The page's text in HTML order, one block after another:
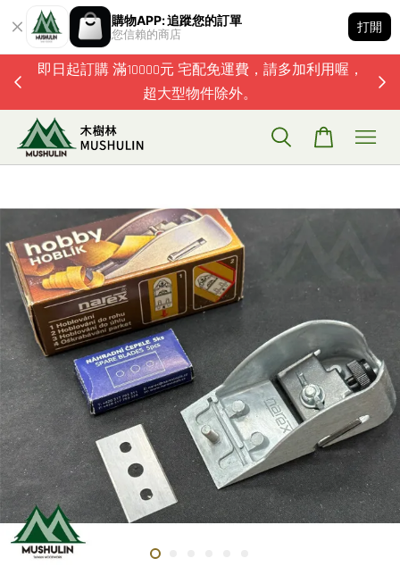
購物APP: 追蹤您的訂單
您信賴的商店
打開
即日起訂購 滿10000元 宅配免運費，請多加利用喔，
超大型物件除外。